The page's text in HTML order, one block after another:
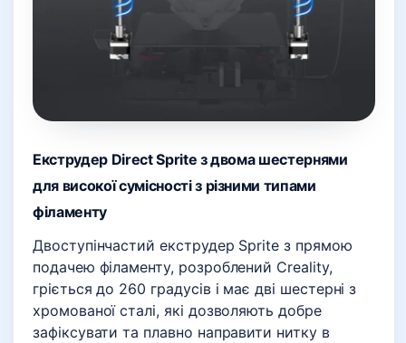
Екструдер Direct Sprite з двома шестернями
для високої сумісності з різними типами
філаменту
Двоступінчастий екструдер Sprite з прямою
подачею філаменту, розроблений Creality,
гріється до 260 градусів і має дві шестерні з
хромованої сталі, які дозволяють добре
зафіксувати та плавно направити нитку в